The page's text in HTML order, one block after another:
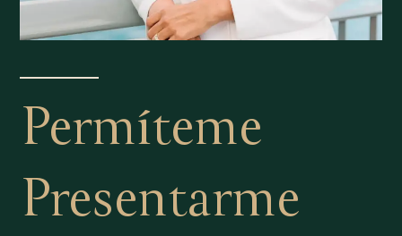
Permíteme
Presentarme